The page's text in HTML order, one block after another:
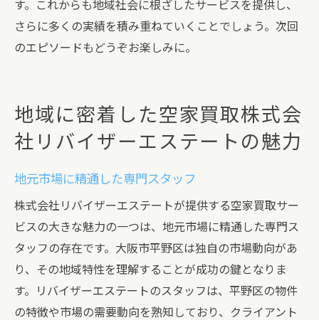
す。これからも地域社会に根ざしたサービスを提供し、
さらに多くの実績を積み重ねていくことでしょう。次回
のエピソードもどうぞお楽しみに。
地域に密着した空家買取株式会
社リバイザーエステートの魅力
地元市場に精通した専門スタッフ
株式会社リバイザーエステートが提供する空家買取サー
ビスの大きな魅力の一つは、地元市場に精通した専門ス
タッフの存在です。大阪市平野区は独自の市場動向があ
り、その地域特性を理解することが成功の鍵となりま
す。リバイザーエステートのスタッフは、平野区の物件
の特徴や市場の需要動向を熟知しており、クライアント